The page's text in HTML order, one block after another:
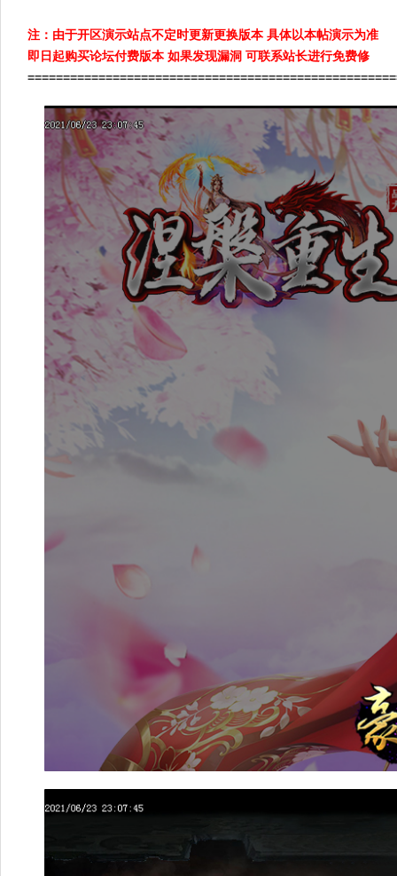
注：由于开区演示站点不定时更新更换版本 具体以本帖演示为准
即日起购买论坛付费版本 如果发现漏洞 可联系站长进行免费修